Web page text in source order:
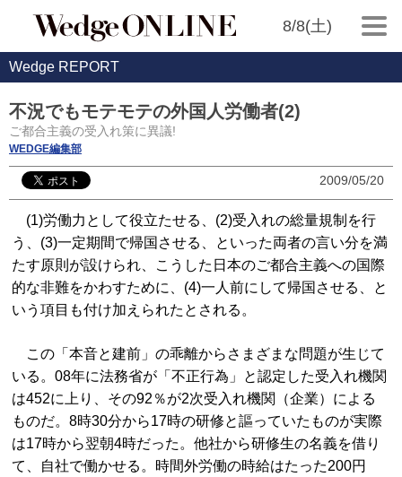
8/8(土)
Wedge REPORT
不況でもモテモテの外国人労働者(2)
ご都合主義の受入れ策に異議!
WEDGE編集部
2009/05/20
(1)労働力として役立たせる、(2)受入れの総量規制を行
う、(3)一定期間で帰国させる、といった両者の言い分を満
たす原則が設けられ、こうした日本のご都合主義への国際
的な非難をかわすために、(4)一人前にして帰国させる、と
いう項目も付け加えられたとされる。
この「本音と建前」の乖離からさまざまな問題が生じて
いる。08年に法務省が「不正行為」と認定した受入れ機関
は452に上り、その92％が2次受入れ機関（企業）による
ものだ。8時30分から17時の研修と謳っていたものが実際
は17時から翌朝4時だった。他社から研修生の名義を借り
て、自社で働かせる。時間外労働の時給はたった200円